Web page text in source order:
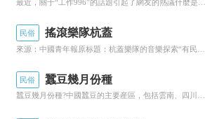
民俗 搖滾樂隊杭蓋
民俗 蠶豆幾月份種
蠶豆幾月份種?中國蠶豆的主要産區，包括雲南、四川、湖北、江蘇、上海、浙江、安徽、福建、廣東、廣西、貴州、江西和陝西南部等省（市、自治區），10～11月播種，4～5月收獲主要是水稻的後作，冬季與小麥、油菜輪作；，現在小編就來說說關于蠶豆幾月份...